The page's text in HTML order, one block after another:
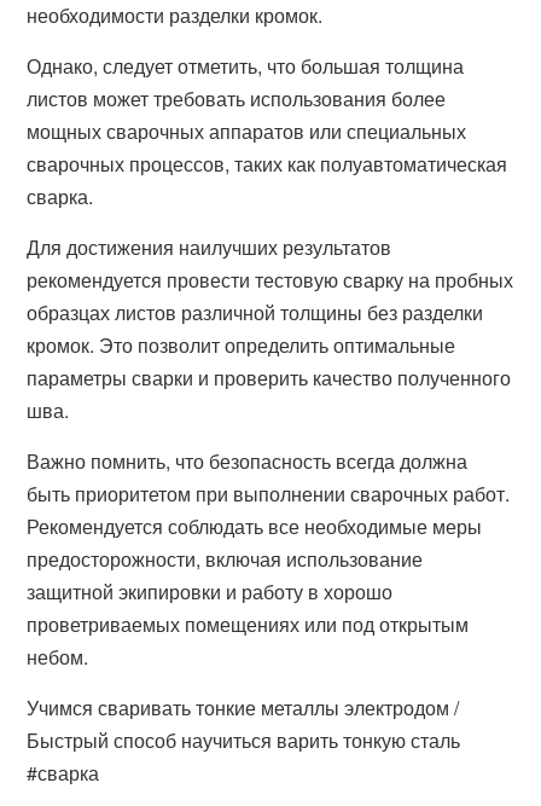
необходимости разделки кромок.
Однако, следует отметить, что большая толщина
листов может требовать использования более
мощных сварочных аппаратов или специальных
сварочных процессов, таких как полуавтоматическая
сварка.
Для достижения наилучших результатов
рекомендуется провести тестовую сварку на пробных
образцах листов различной толщины без разделки
кромок. Это позволит определить оптимальные
параметры сварки и проверить качество полученного
шва.
Важно помнить, что безопасность всегда должна
быть приоритетом при выполнении сварочных работ.
Рекомендуется соблюдать все необходимые меры
предосторожности, включая использование
защитной экипировки и работу в хорошо
проветриваемых помещениях или под открытым
небом.
Учимся сваривать тонкие металлы электродом /
Быстрый способ научиться варить тонкую сталь
#сварка